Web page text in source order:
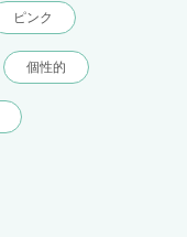
ピンク
個性的